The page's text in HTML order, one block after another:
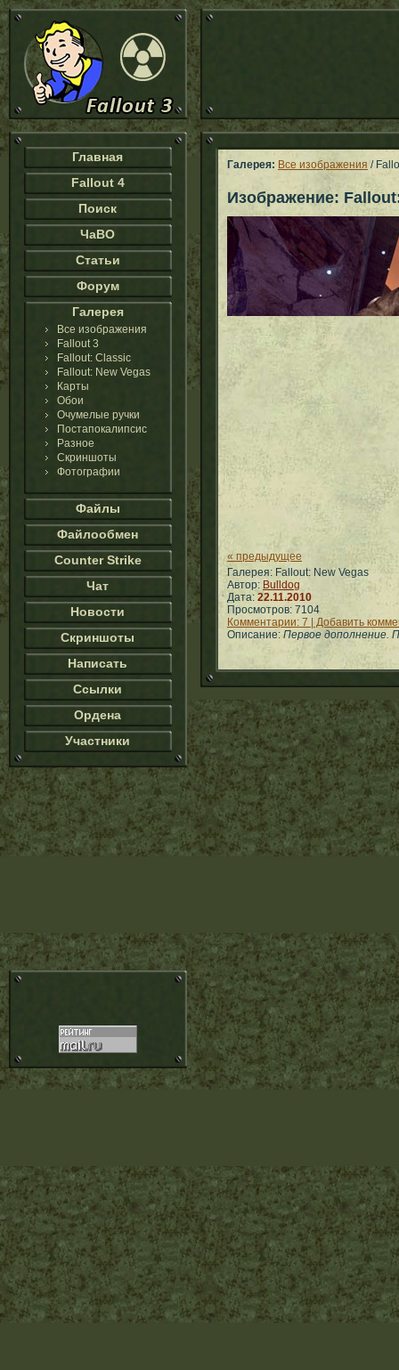
Главная
Fallout 4
Поиск
ЧаВО
Статьи
Форум
Галерея
Все изображения
Fallout 3
Fallout: Classic
Fallout: New Vegas
Карты
Обои
Очумелые ручки
Постапокалипсис
Разное
Скриншоты
Фотографии
Файлы
Файлообмен
Counter Strike
Чат
Новости
Скриншоты
Написать
Ссылки
Ордена
Участники
Галерея: Все изображения /
Изображение:
« предыдущее
Галерея: Fallout: New Vegas
Автор: Bulldog
Дата: 22.11.2010
Просмотров: 7104
Комментарии: 7 | Добавить
Описание: Первое дополнение.